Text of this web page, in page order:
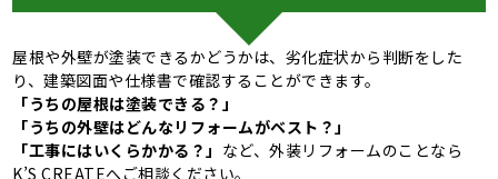
屋根や外壁が塗装できるかどうかは、劣化症状から判断をした
り、建築図面や仕様書で確認することができます。
「うちの屋根は塗装できる？」
「うちの外壁はどんなリフォームがベスト？」
「工事にはいくらかかる？」 など、外装リフォームのことなら
K’S CREATEへご相談ください。